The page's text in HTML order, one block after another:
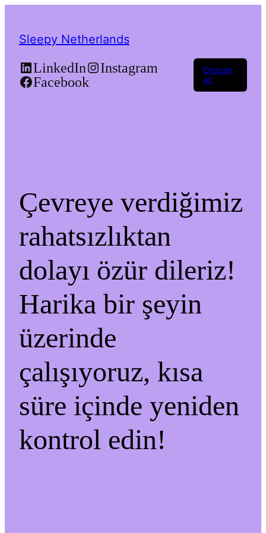
Sleepy Netherlands
LinkedIn
Instagram
Facebook
Oturum
aç
Çevreye verdiğimiz
rahatsızlıktan
dolayı özür dileriz!
Harika bir şeyin
üzerinde
çalışıyoruz, kısa
süre içinde yeniden
kontrol edin!